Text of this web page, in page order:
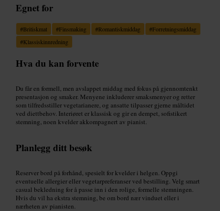
Egnet for
#Britiskmat #Finsmaking #Romantiskmiddag #Forretningsmiddag
#Klassiskinnredning
Hva du kan forvente
Du får en formell, men avslappet middag med fokus på gjennomtenkt
presentasjon og smaker. Menyene inkluderer smaksmenyer og retter
som tilfredsstiller vegetarianere, og ansatte tilpasser gjerne måltidet
ved diettbehov. Interiøret er klassisk og gir en dempet, sofistikert
stemning, noen kvelder akkompagnert av pianist.
Planlegg ditt besøk
Reserver bord på forhånd, spesielt for kvelder i helgen. Oppgi
eventuelle allergier eller vegetarpreferanser ved bestilling. Velg smart
casual bekledning for å passe inn i den rolige, formelle stemningen.
Hvis du vil ha ekstra stemning, be om bord nær vinduet eller i
nærheten av pianisten.